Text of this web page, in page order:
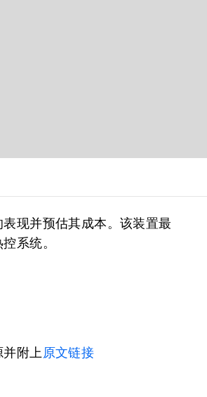
现并预估其成本。该装置最
系统。
附上 原文链接